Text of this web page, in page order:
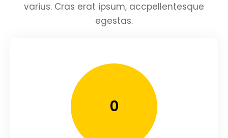
varius. Cras erat ipsum, accpellentesque
egestas.
0